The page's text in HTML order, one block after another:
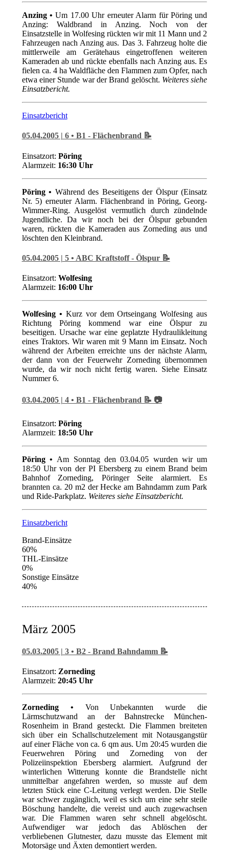
Anzing • Um 17.00 Uhr erneuter Alarm für Pöring und
Anzing: Waldbrand in Anzing. Noch von der
Einsatzstelle in Wolfesing rückten wir mit 11 Mann und 2
Fahrzeugen nach Anzing aus. Das 3. Fahrzeug holte die
mittlerweile am Gerätehaus eingetroffenen weiteren
Kameraden ab und rückte ebenfalls nach Anzing aus. Es
fielen ca. 4 ha Waldfläche den Flammen zum Opfer, nach
etwa einer Stunde war der Brand gelöscht. Weiteres siehe
Einsatzbericht.
Einsatzbericht
05.04.2005 | 6 • B1 - Flächenbrand 📝
Einsatzort: Pöring
Alarmzeit: 16:30 Uhr
Pöring • Während des Beseitigens der Ölspur (Einsatz
Nr. 5) erneuter Alarm. Flächenbrand in Pöring, Georg-
Wimmer-Ring. Ausgelöst vermutlich durch zündelnde
Jugendliche. Da wir noch bei der Ölspur gebunden
waren, rückten die Kameraden aus Zorneding aus und
löschten den Kleinbrand.
05.04.2005 | 5 • ABC Kraftstoff - Ölspur 📝
Einsatzort: Wolfesing
Alarmzeit: 16:00 Uhr
Wolfesing • Kurz vor dem Ortseingang Wolfesing aus
Richtung Pöring kommend war eine Ölspur zu
beseitigen. Ursache war eine geplatzte Hydraulikleitung
eines Traktors. Wir waren mit 9 Mann im Einsatz. Noch
während der Arbeiten erreichte uns der nächste Alarm,
der dann von der Feuerwehr Zorneding übernommen
wurde, da wir noch nicht fertig waren. Siehe Einsatz
Nummer 6.
03.04.2005 | 4 • B1 - Flächenbrand 📝 📷
Einsatzort: Pöring
Alarmzeit: 18:50 Uhr
Pöring • Am Sonntag den 03.04.05 wurden wir um
18:50 Uhr von der PI Ebersberg zu einem Brand beim
Bahnhof Zorneding, Pöringer Seite alarmiert. Es
brannten ca. 20 m2 der Hecke am Bahndamm zum Park
und Ride-Parkplatz. Weiteres siehe Einsatzbericht.
Einsatzbericht
Brand-Einsätze
60%
THL-Einsätze
0%
Sonstige Einsätze
40%
März 2005
05.03.2005 | 3 • B2 - Brand Bahndamm 📝
Einsatzort: Zorneding
Alarmzeit: 20:45 Uhr
Zorneding • Von Unbekannten wurde die
Lärmschutzwand an der Bahnstrecke München-
Rosenheim in Brand gesteckt. Die Flammen breiteten
sich über ein Schallschutzelement mit Notausgangstür
auf einer Fläche von ca. 6 qm aus. Um 20:45 wurden die
Feuerwehren Pöring und Zorneding von der
Polizeiinspektion Ebersberg alarmiert. Aufgrund der
winterlichen Witterung konnte die Brandstelle nicht
unmittelbar angefahren werden, so musste auf dem
letzten Stück eine C-Leitung verlegt werden. Die Stelle
war schwer zugänglich, weil es sich um eine sehr steile
Böschung handelte, die vereist und auch zugewachsen
war. Die Flammen waren sehr schnell abgelöscht.
Aufwendiger war jedoch das Ablöschen der
verbliebenen Glutnester, dazu musste das Element mit
Motorsäge und Äxten demontiert werden.